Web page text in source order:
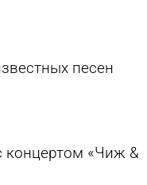
песен
концертом «Чиж &